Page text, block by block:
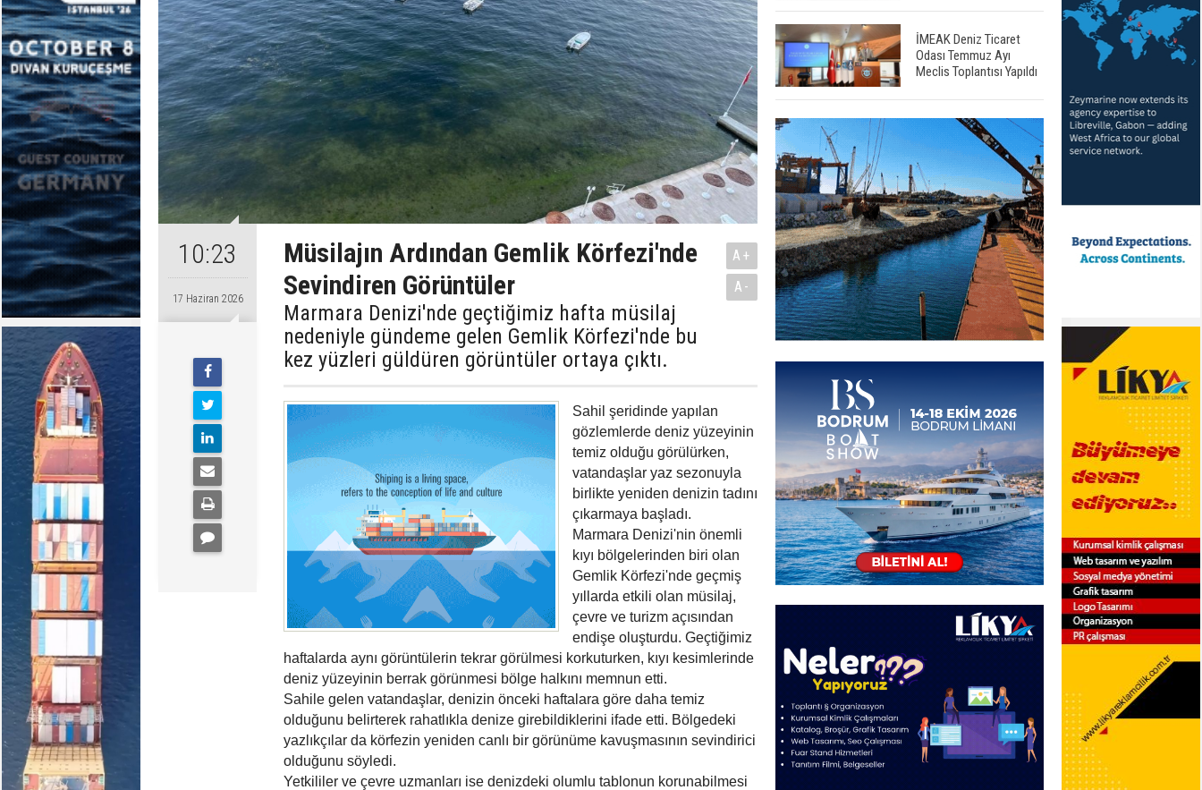
10:23
17 Haziran 2026
Müsilajın Ardından Gemlik Körfezi'nde
Sevindiren Görüntüler
Marmara Denizi'nde geçtiğimiz hafta müsilaj
nedeniyle gündeme gelen Gemlik Körfezi'nde bu
kez yüzleri güldüren görüntüler ortaya çıktı.
A+
A-
Sahil şeridinde yapılan
gözlemlerde deniz yüzeyinin
temiz olduğu görülürken,
vatandaşlar yaz sezonuyla
birlikte yeniden denizin tadını
çıkarmaya başladı.
Marmara Denizi'nin önemli
kıyı bölgelerinden biri olan
Gemlik Körfezi'nde geçmiş
yıllarda etkili olan müsilaj,
çevre ve turizm açısından
endişe oluşturdu. Geçtiğimiz
haftalarda aynı görüntülerin tekrar görülmesi korkuturken, kıyı kesimlerinde
deniz yüzeyinin berrak görünmesi bölge halkını memnun etti.
Sahile gelen vatandaşlar, denizin önceki haftalara göre daha temiz
olduğunu belirterek rahatlıkla denize girebildiklerini ifade etti. Bölgedeki
yazlıkçılar da körfezin yeniden canlı bir görünüme kavuşmasının sevindirici
olduğunu söyledi.
Yetkililer ve çevre uzmanları ise denizdeki olumlu tablonun korunabilmesi
İMEAK Deniz Ticaret
Odası Temmuz Ayı
Meclis Toplantısı Yapıldı